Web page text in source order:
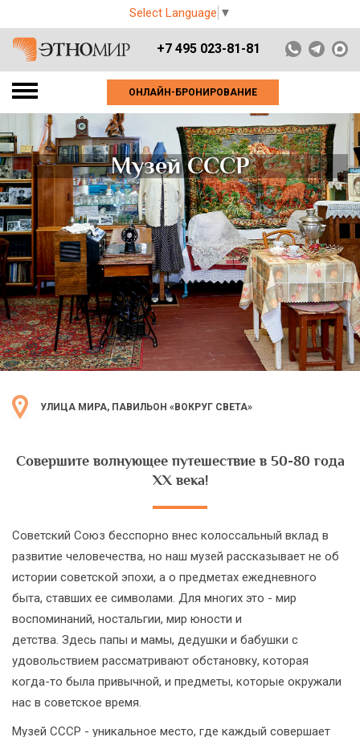
Select Language ▼
+7 495 023-81-81
ОНЛАЙН-БРОНИРОВАНИЕ
Музей СССР
УЛИЦА МИРА, ПАВИЛЬОН «ВОКРУГ СВЕТА»
Совершите волнующее путешествие в 50-80 года
ХХ века!
Советский Союз бесспорно внес колоссальный вклад в
развитие человечества, но наш музей рассказывает не об
истории советской эпохи, а о предметах ежедневного
быта, ставших ее символами. Для многих это - мир
воспоминаний, ностальгии, мир юности и
детства. Здесь папы и мамы, дедушки и бабушки с
удовольствием рассматривают обстановку, которая
когда-то была привычной, и предметы, которые окружали
нас в советское время.
Музей СССР - уникальное место, где каждый совершает